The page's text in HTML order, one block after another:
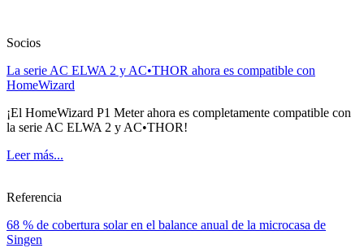
Socios
La serie AC ELWA 2 y AC•THOR ahora es compatible con
HomeWizard
¡El HomeWizard P1 Meter ahora es completamente compatible con
la serie AC ELWA 2 y AC•THOR!
Leer más...
Referencia
68 % de cobertura solar en el balance anual de la microcasa de
Singen